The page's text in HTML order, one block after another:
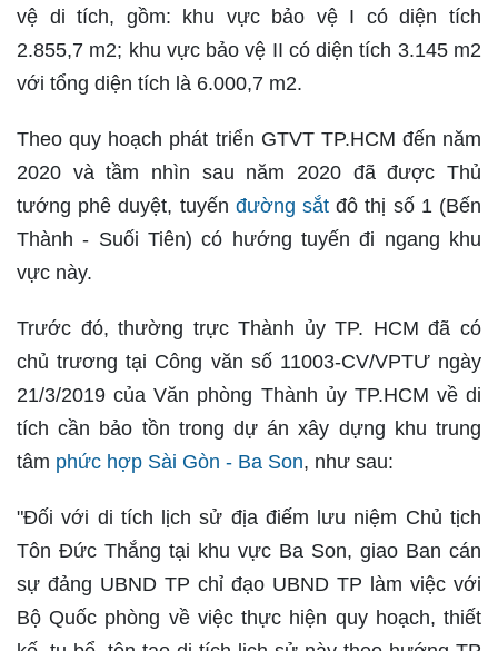
vệ di tích, gồm: khu vực bảo vệ I có diện tích
2.855,7 m2; khu vực bảo vệ II có diện tích 3.145 m2
với tổng diện tích là 6.000,7 m2.
Theo quy hoạch phát triển GTVT TP.HCM đến năm
2020 và tầm nhìn sau năm 2020 đã được Thủ
tướng phê duyệt, tuyến đường sắt đô thị số 1 (Bến
Thành - Suối Tiên) có hướng tuyến đi ngang khu
vực này.
Trước đó, thường trực Thành ủy TP. HCM đã có
chủ trương tại Công văn số 11003-CV/VPTƯ ngày
21/3/2019 của Văn phòng Thành ủy TP.HCM về di
tích cần bảo tồn trong dự án xây dựng khu trung
tâm phức hợp Sài Gòn - Ba Son, như sau:
"Đối với di tích lịch sử địa điếm lưu niệm Chủ tịch
Tôn Đức Thắng tại khu vực Ba Son, giao Ban cán
sự đảng UBND TP chỉ đạo UBND TP làm việc với
Bộ Quốc phòng về việc thực hiện quy hoạch, thiết